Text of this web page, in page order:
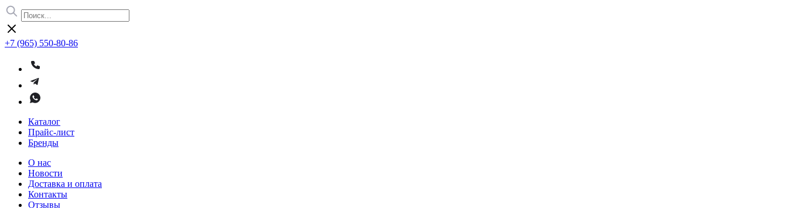
+7 (965) 550-80-86
Каталог
Прайс-лист
Бренды
О нас
Новости
Доставка и оплата
Контакты
Отзывы